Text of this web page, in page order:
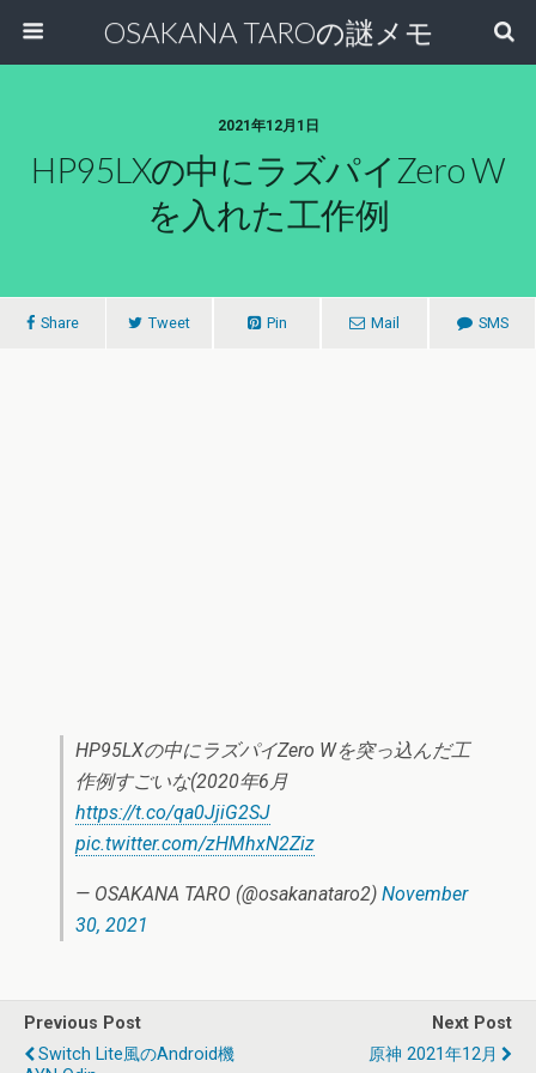
OSAKANA TAROの謎メモ
2021年12月1日
HP95LXの中にラズパイZero W
を入れた工作例
Share Tweet Pin Mail SMS
HP95LXの中にラズパイZero Wを突っ込んだ工
作例すごいな(2020年6月
https://t.co/qa0JjiG2SJ
pic.twitter.com/zHMhxN2Ziz
— OSAKANA TARO (@osakanataro2) November
30, 2021
Previous Post
Switch Lite風のAndroid機
Next Post
原神 2021年12月